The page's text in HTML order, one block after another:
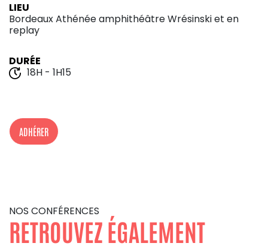
LIEU
Bordeaux Athénée amphithéâtre Wrésinski et en
replay
DURÉE
18H - 1H15
ADHÉRER
NOS CONFÉRENCES
RETROUVEZ ÉGALEMENT